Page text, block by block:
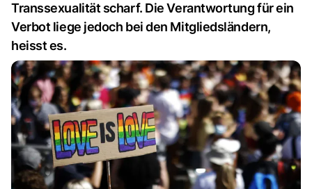
Transsexualität scharf. Die Verantwortung für ein
Verbot liege jedoch bei den Mitgliedsländern,
heisst es.